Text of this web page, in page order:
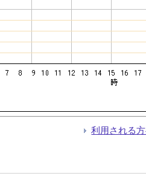
利用される